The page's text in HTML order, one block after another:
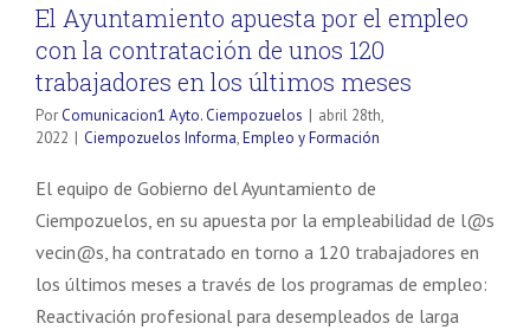
El Ayuntamiento apuesta por el empleo
con la contratación de unos 120
trabajadores en los últimos meses
Por Comunicacion1 Ayto. Ciempozuelos
abril 28th,
2022
Ciempozuelos Informa,Empleo y Formación
El equipo de Gobierno del Ayuntamiento de
Ciempozuelos, en su apuesta por la empleabilidad de l@s
vecin@s, ha contratado en torno a 120 trabajadores en
los últimos meses a través de los programas de empleo:
Reactivación profesional para desempleados de larga